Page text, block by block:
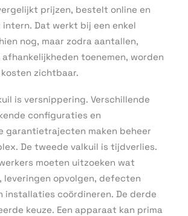
prijzen, bestelt online en
Dat werkt bij een enkel
nog, maar zodra aantallen,
toenemen, worden
zichtbaar.
is versnippering. Verschillende
configuraties en
garantietrajecten maken beheer
De tweede valkuil is tijdverlies.
moeten uitzoeken wat
leveringen opvolgen, defecten
installaties coördineren. De derde
keuze. Een apparaat kan prima